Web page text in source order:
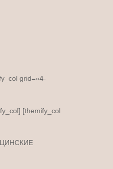
grid=»4-
[themify_col